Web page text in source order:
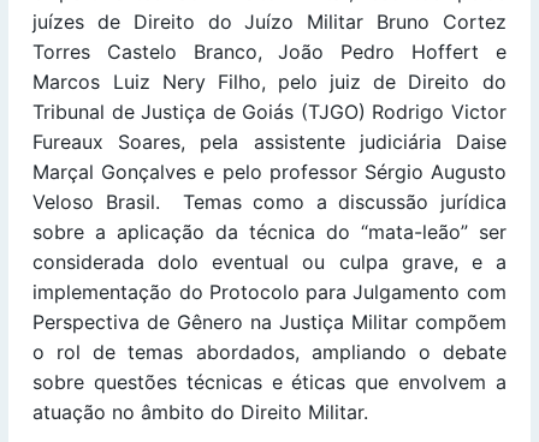
juízes de Direito do Juízo Militar Bruno Cortez
Torres Castelo Branco, João Pedro Hoffert e
Marcos Luiz Nery Filho, pelo juiz de Direito do
Tribunal de Justiça de Goiás (TJGO) Rodrigo Victor
Fureaux Soares, pela assistente judiciária Daise
Marçal Gonçalves e pelo professor Sérgio Augusto
Veloso Brasil. Temas como a discussão jurídica
sobre a aplicação da técnica do “mata-leão” ser
considerada dolo eventual ou culpa grave, e a
implementação do Protocolo para Julgamento com
Perspectiva de Gênero na Justiça Militar compõem
o rol de temas abordados, ampliando o debate
sobre questões técnicas e éticas que envolvem a
atuação no âmbito do Direito Militar.